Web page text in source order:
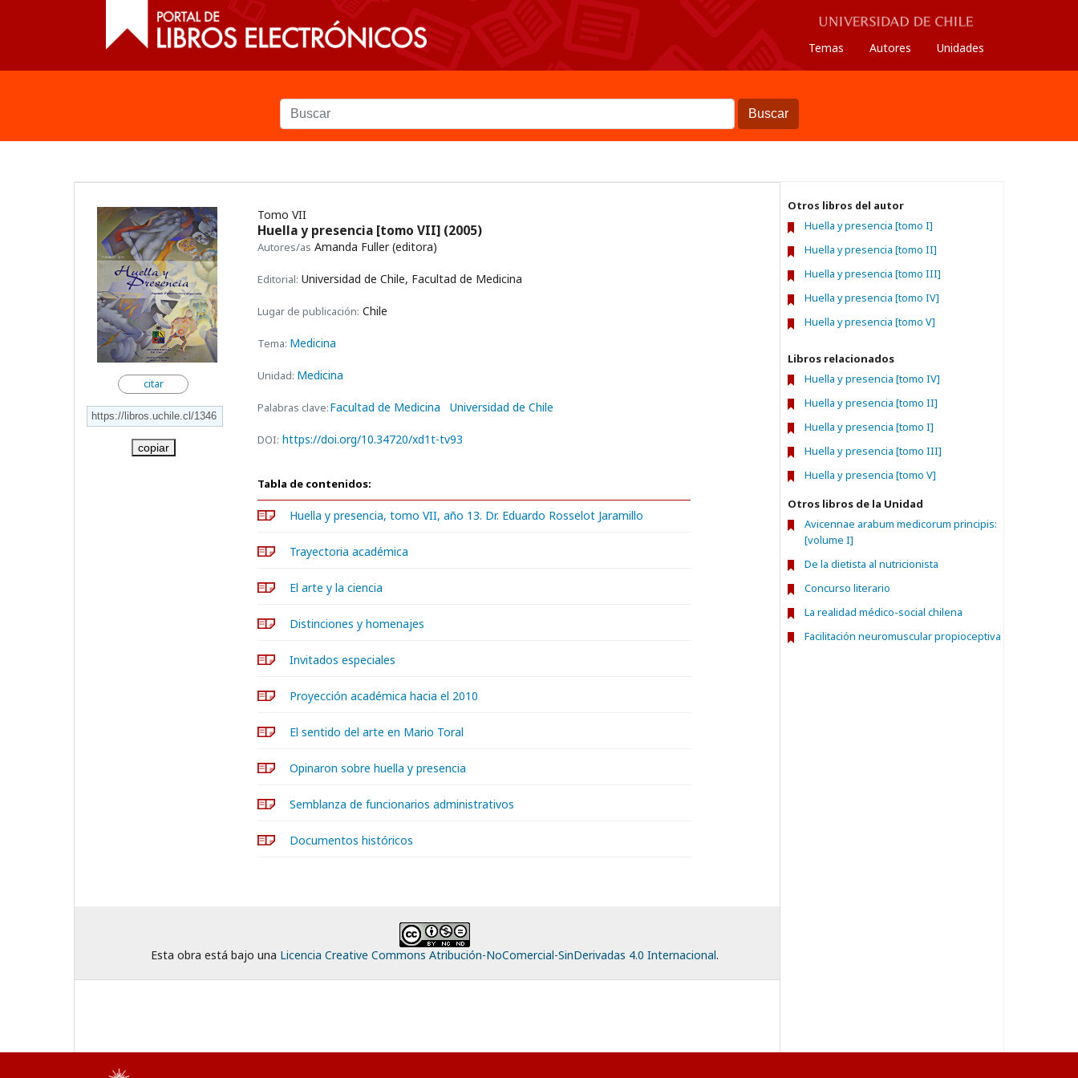
Temas Autores Unidades
Buscar
citar
copiar
Tomo VII
Huella y presencia [tomo VII] (2005)
Autores/as Amanda Fuller (editora)
Editorial: Universidad de Chile, Facultad de Medicina
Lugar de publicación: Chile
Tema: Medicina
Unidad: Medicina
Palabras clave:Facultad de Medicina Universidad de Chile
DOI: https://doi.org/10.34720/xd1t-tv93
Tabla de contenidos:
Huella y presencia, tomo VII, año 13. Dr. Eduardo Rosselot Jaramillo
Trayectoria académica
El arte y la ciencia
Distinciones y homenajes
Invitados especiales
Proyección académica hacia el 2010
El sentido del arte en Mario Toral
Opinaron sobre huella y presencia
Semblanza de funcionarios administrativos
Documentos históricos
Esta obra está bajo una Licencia Creative Commons Atribución-NoComercial-SinDerivadas 4.0 Internacional.
Otros libros del autor
Huella y presencia [tomo I]
Huella y presencia [tomo II]
Huella y presencia [tomo III]
Huella y presencia [tomo IV]
Huella y presencia [tomo V]
Libros relacionados
Huella y presencia [tomo IV]
Huella y presencia [tomo II]
Huella y presencia [tomo I]
Huella y presencia [tomo III]
Huella y presencia [tomo V]
Otros libros de la Unidad
Avicennae arabum medicorum principis:
[volume I]
De la dietista al nutricionista
Concurso literario
La realidad médico-social chilena
Facilitación neuromuscular propioceptiva